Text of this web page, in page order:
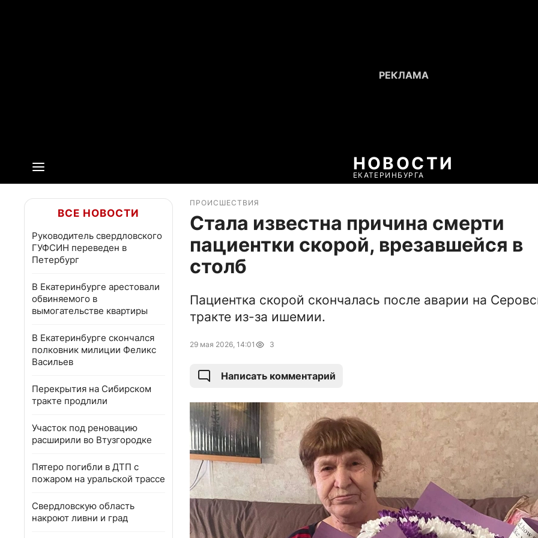
НОВОСТИ
ЕКАТЕРИНБУРГА
ВСЕ НОВОСТИ
Руководитель свердловского
ГУФСИН переведен в
Петербург
В Екатеринбурге арестовали
обвиняемого в
вымогательстве квартиры
В Екатеринбурге скончался
полковник милиции Феликс
Васильев
Перекрытия на Сибирском
тракте продлили
Участок под реновацию
расширили во Втузгородке
Пятеро погибли в ДТП с
пожаром на уральской трассе
Свердловскую область
накроют ливни и град
ПРОИСШЕСТВИЯ
Стала известна причина смерти
пациентки скорой, врезавшейся в
столб
Пациентка скорой скончалась после аварии на
тракте из-за ишемии.
29 мая 2026, 14:01 3
Написать комментарий